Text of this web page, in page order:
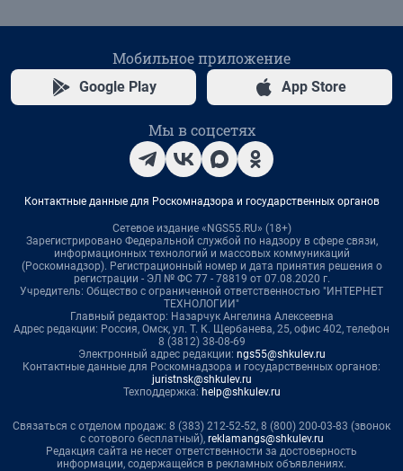
Мобильное приложение
Google Play App Store
Мы в соцсетях
Контактные данные для Роскомнадзора и государственных органов
Сетевое издание «NGS55.RU» (18+)
Зарегистрировано Федеральной службой по надзору в сфере связи,
информационных технологий и массовых коммуникаций
(Роскомнадзор). Регистрационный номер и дата принятия решения о
регистрации - ЭЛ № ФС 77 - 78819 от 07.08.2020 г.
Учредитель: Общество с ограниченной ответственностью "ИНТЕРНЕТ
ТЕХНОЛОГИИ"
Главный редактор: Назарчук Ангелина Алексеевна
Адрес редакции: Россия, Омск, ул. Т. К. Щербанева, 25, офис 402, телефон
8 (3812) 38-08-69
Электронный адрес редакции: ngs55@shkulev.ru
Контактные данные для Роскомнадзора и государственных органов:
juristnsk@shkulev.ru
Техподдержка: help@shkulev.ru
Связаться с отделом продаж: 8 (383) 212-52-52, 8 (800) 200-03-83 (звонок
с сотового бесплатный), reklamangs@shkulev.ru
Редакция сайта не несет ответственности за достоверность
информации, содержащейся в рекламных объявлениях.